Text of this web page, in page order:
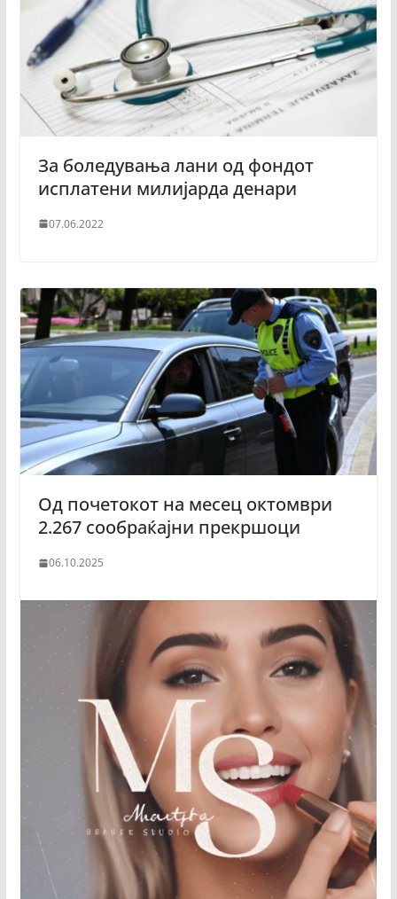
За боледувања лани од фондот
исплатени милијарда денари
07.06.2022
Од почетокот на месец октомври
2.267 сообраќајни прекршоци
06.10.2025